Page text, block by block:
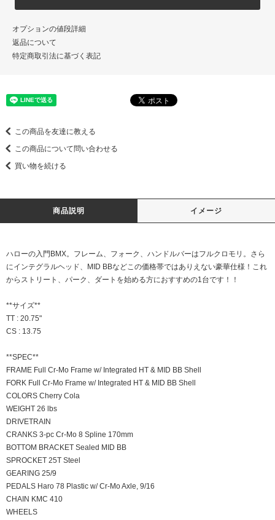
オプションの値段詳細
返品について
特定商取引法に基づく表記
この商品を友達に教える
この商品について問い合わせる
買い物を続ける
商品説明 イメージ
ハローの入門BMX。フレーム、フォーク、ハンドルバーはフルクロモリ。さら
にインテグラルヘッド、MID BBなどこの価格帯ではありえない豪華仕様！これ
からストリート、パーク、ダートを始める方におすすめの1台です！！
**サイズ**
TT : 20.75"
CS : 13.75
**SPEC**
FRAME Full Cr-Mo Frame w/ Integrated HT & MID BB Shell
FORK Full Cr-Mo Frame w/ Integrated HT & MID BB Shell
COLORS Cherry Cola
WEIGHT 26 lbs
DRIVETRAIN
CRANKS 3-pc Cr-Mo 8 Spline 170mm
BOTTOM BRACKET Sealed MID BB
SPROCKET 25T Steel
GEARING 25/9
PEDALS Haro 78 Plastic w/ Cr-Mo Axle, 9/16
CHAIN KMC 410
WHEELS